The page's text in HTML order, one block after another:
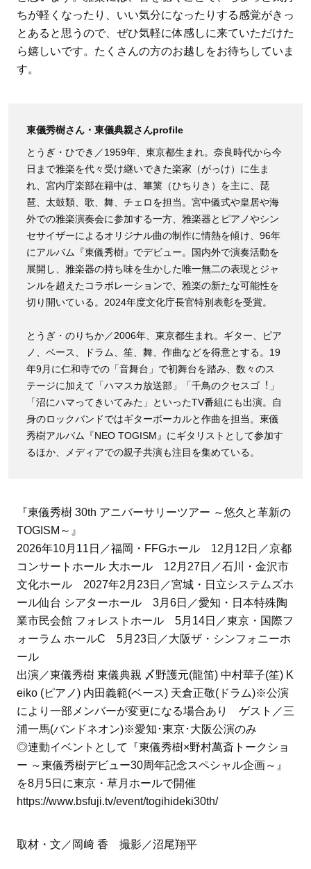
ちが軽くなったり、いい気分になったりする感覚がきっ
とあると思うので、ぜひ気軽に体感しに来ていただけた
ら嬉しいです。たくさんの方のお越しをお待ちしていま
す。
東儀秀樹さん・東儀典親さんprofile
とうぎ・ひでき／1959年、東京都⽣まれ。奈良時代から今
⽇まで雅楽を代々受け継いできた楽家（がっけ）に生ま
れ、宮内庁楽部在籍中は、篳篥（ひちりき）を主に、琵
琶、太⿎類、歌、舞、チェロを担当。宮中儀式や皇居や海
外での雅楽演奏会に参加する一方、雅楽器とピアノやシン
セサイザーによるオリジナル曲の制作に情熱を傾け、96年
にアルバム『東儀秀樹』でデビュー。国内外で演奏活動を
展開し、雅楽器の持ち味を⽣かした唯⼀無⼆の表現とジャ
ンルを超えたコラボレーションで、雅楽の新たな可能性を
切り開いている。2024年度⽂化庁⻑官特別表彰を受賞。
とうぎ・のりちか／2006年、東京都⽣まれ。ギター、ピア
ノ、ベース、ドラム、笙、舞、作曲などを得意とする。19
年9⽉に仁和寺での「⾳舞台」で初舞台を踏み、数々のス
テージに加えて「ハマスカ放送部」「千⿃のクセスゴ︕」
「沼にハマってきいてみた」といったTV番組にも出演。⾃
⾝のロックバンドではギターボーカルと作曲を担当。東儀
秀樹アルバム『NEO TOGISM』にギタリストとして参加す
るほか、メディアでの親⼦共演も注⽬を集めている。
『東儀秀樹 30th アニバーサリーツアー ～悠久と革新の
TOGISM～』
2026年10月11日／福岡・FFGホール 12月12日／京都
コンサートホール 大ホール 12月27日／石川・金沢市
文化ホール 2027年2月23日／宮城・日立システムズホ
ール仙台 シアターホール 3月6日／愛知・日本特殊陶
業市民会館 フォレストホール 5月14日／東京・国際フ
ォーラム ホールC 5月23日／大阪ザ・シンフォニーホ
ール
出演／東儀秀樹 東儀典親 〆野護元(龍笛) 中村華子(笙) K
eiko (ピアノ) 内田義範(ベース) 天倉正敬(ドラム)※公演
により一部メンバーが変更になる場合あり ゲスト／三
浦一馬(バンドネオン)※愛知･東京･大阪公演のみ
◎連動イベントとして『東儀秀樹×野村萬斎トークショ
ー ～東儀秀樹デビュー30周年記念スペシャル企画～』
を8月5日に東京・草月ホールで開催
https://www.bsfuji.tv/event/togihideki30th/
取材・文／岡﨑 香 撮影／沼尾翔平